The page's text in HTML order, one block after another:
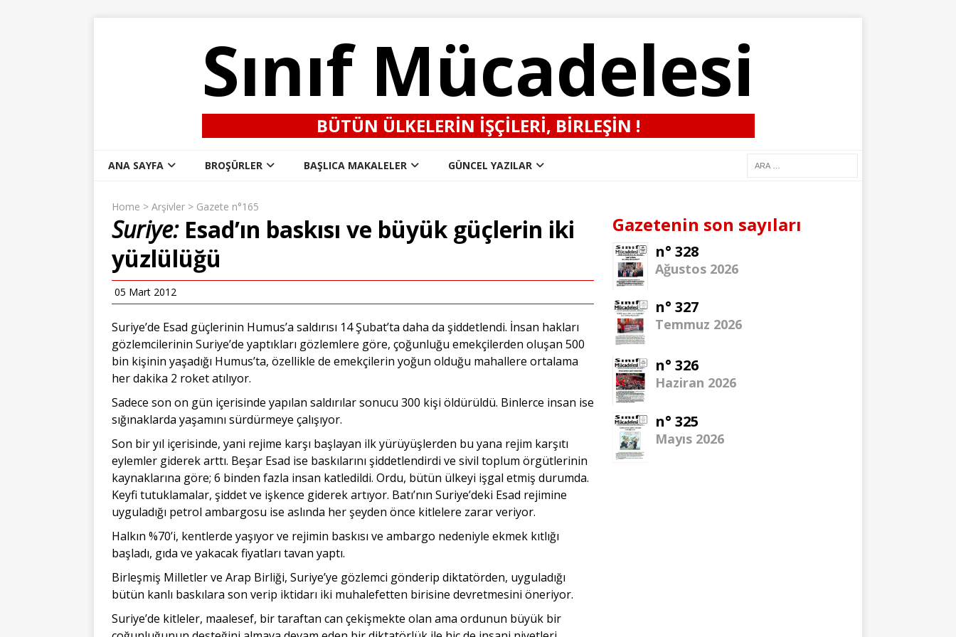
Sınıf Mücadelesi
BÜTÜN ÜLKELERIN IŞÇILERI, BIRLEŞIN !
ANA SAYFA BROŞÜRLER BAŞLICA MAKALELER GÜNCEL YAZILAR
Home > Arşivler > Gazete n°165
Suriye:Esad’ın baskısı ve büyük güçlerin iki
yüzlülüğü
05 Mart 2012
Suriye’de Esad güçlerinin Humus’a saldırısı 14 Şubat’ta daha da şiddetlendi. İnsan hakları
gözlemcilerinin Suriye’de yaptıkları gözlemlere göre, çoğunluğu emekçilerden oluşan 500
bin kişinin yaşadığı Humus’ta, özellikle de emekçilerin yoğun olduğu mahallere ortalama
her dakika 2 roket atılıyor.
Sadece son on gün içerisinde yapılan saldırılar sonucu 300 kişi öldürüldü. Binlerce insan ise
sığınaklarda yaşamını sürdürmeye çalışıyor.
Son bir yıl içerisinde, yani rejime karşı başlayan ilk yürüyüşlerden bu yana rejim karşıtı
eylemler giderek arttı. Beşar Esad ise baskılarını şiddetlendirdi ve sivil toplum örgütlerinin
kaynaklarına göre; 6 binden fazla insan katledildi. Ordu, bütün ülkeyi işgal etmiş durumda.
Keyfi tutuklamalar, şiddet ve işkence giderek artıyor. Batı’nın Suriye’deki Esad rejimine
uyguladığı petrol ambargosu ise aslında her şeyden önce kitlelere zarar veriyor.
Halkın %70’i, kentlerde yaşıyor ve rejimin baskısı ve ambargo nedeniyle ekmek kıtlığı
başladı, gıda ve yakacak fiyatları tavan yaptı.
Birleşmiş Milletler ve Arap Birliği, Suriye’ye gözlemci gönderip diktatörden, uyguladığı
bütün kanlı baskılara son verip iktidarı iki muhalefetten birisine devretmesini öneriyor.
Suriye’de kitleler, maalesef, bir taraftan can çekişmekte olan ama ordunun büyük bir
Gazetenin son sayıları
n° 328
Ağustos 2026
n° 327
Temmuz 2026
n° 326
Haziran 2026
n° 325
Mayıs 2026